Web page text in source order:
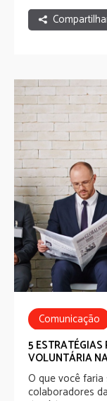
Comunicação
HR Tech
5
VOLUNTÁRIA
O que você
colaboradores